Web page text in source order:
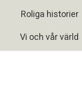
Roliga historier
Vi och vår värld